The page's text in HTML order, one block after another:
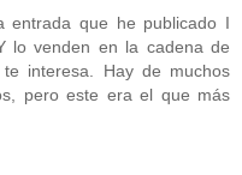
entrada que he publicado I
lo venden en la cadena de
interesa. Hay de muchos
pero este era el que más